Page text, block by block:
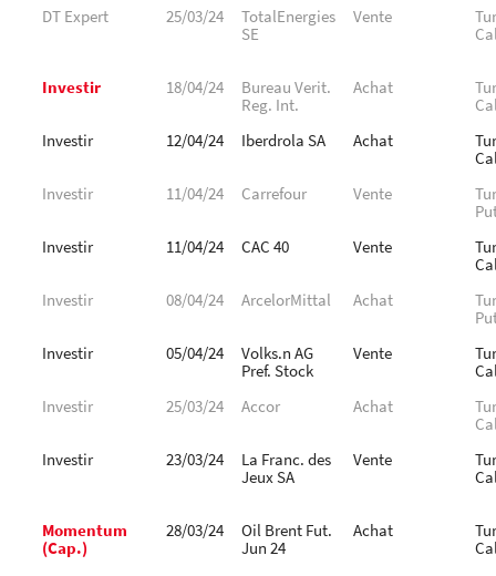
DT Expert
25/03/24
TotalEnergies
SE
Vente
Investir 18/04/24
Bureau Verit.
Reg. Int.
Achat
Investir
12/04/24 Iberdrola SA Achat
Investir
11/04/24 Carrefour Vente
Investir
11/04/24 CAC 40 Vente
Investir
08/04/24 ArcelorMittal Achat
Investir
05/04/24
Volks.n AG
Pref. Stock
Vente
Investir
25/03/24 Accor Achat
Investir
23/03/24
La Franc. des
Jeux SA
Vente
Momentum
(Cap.)
28/03/24
Oil Brent Fut.
Jun 24
Achat